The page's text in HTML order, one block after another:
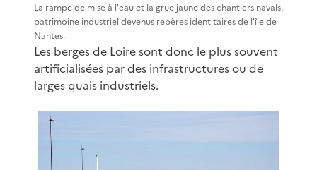
La rampe de mise à l'eau et la grue jaune des chantiers navals,
patrimoine industriel devenus repères identitaires de l'île de
Nantes.
Les berges de Loire sont donc le plus souvent
artificialisées par des infrastructures ou de
larges quais industriels.